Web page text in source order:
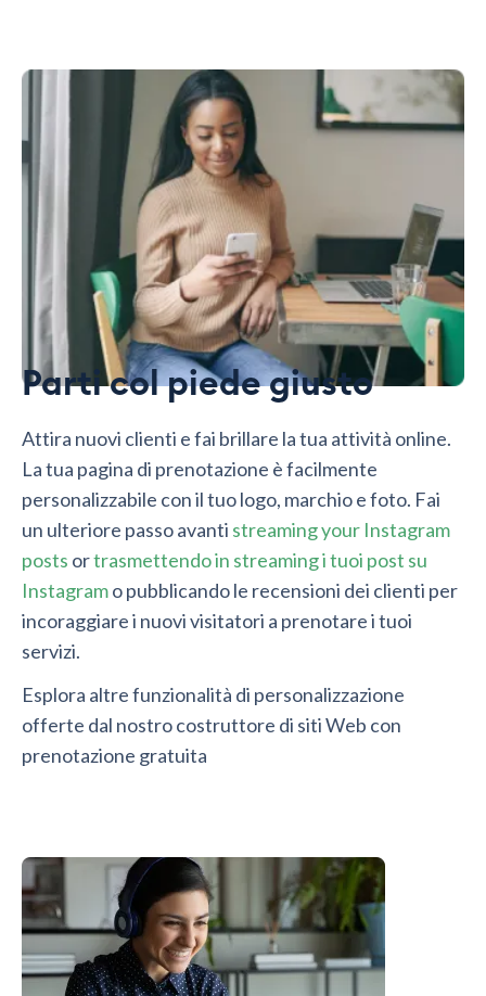
Parti col piede giusto
Attira nuovi clienti e fai brillare la tua attività online.
La tua pagina di prenotazione è facilmente
personalizzabile con il tuo logo, marchio e foto. Fai
un ulteriore passo avanti streaming your Instagram
posts ortrasmettendo in streaming i tuoi post su
Instagramo pubblicando le recensioni dei clienti per
incoraggiare i nuovi visitatori a prenotare i tuoi
servizi.
Esplora altre funzionalità di personalizzazione
offerte dal nostro costruttore di siti Web con
prenotazione gratuita